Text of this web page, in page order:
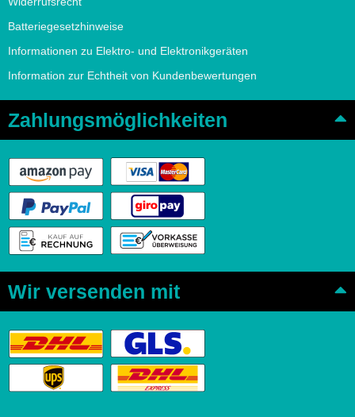
Batteriegesetzhinweise
Informationen zu Elektro- und Elektronikgeräten
Information zur Echtheit von Kundenbewertungen
Zahlungsmöglichkeiten
Wir versenden mit